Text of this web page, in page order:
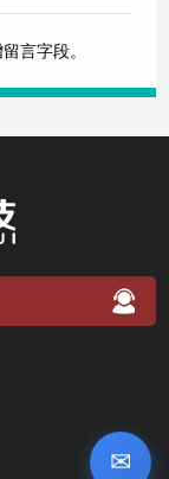
✉
言字段。